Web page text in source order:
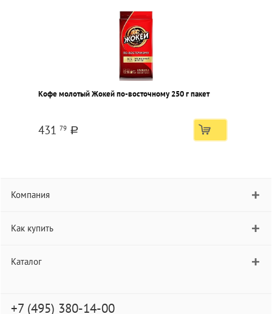
Кофе молотый Жокей по-восточному 250 г пакет
431 79 a
Компания
Как купить
Каталог
+7 (495) 380-14-00